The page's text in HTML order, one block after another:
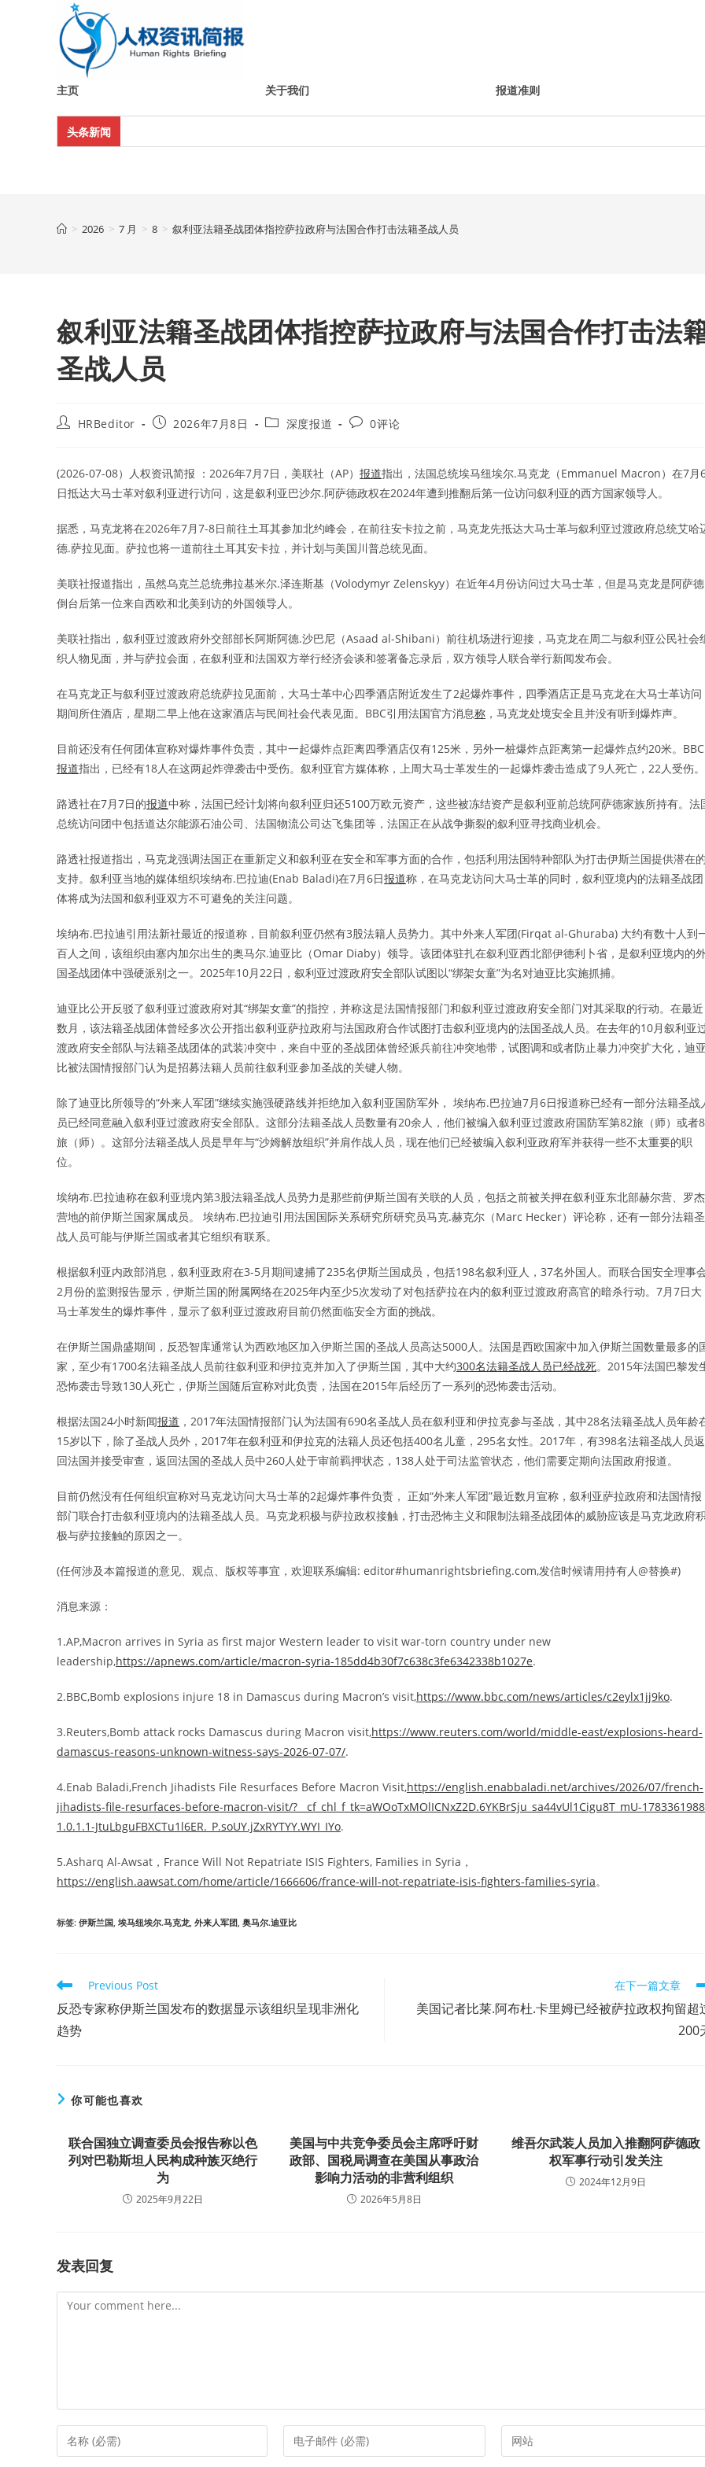
主页 关于我们 报道准则
头条新闻
> 2026 > 7 月 > 8 > 叙利亚法籍圣战团体指控萨拉政府与法国合作打击法籍圣战人员
叙利亚法籍圣战团体指控萨拉政府与法国合作打击法
圣战人员
PostHRBeditor
Post2026年7月8日
Post深度报道
Post0评论
(2026-07-08）人权资讯简报 ：2026年7月7日，美联社（AP） 报道指出，法国总统埃马纽埃尔.马克龙（Emmanuel Macron）在7月
日抵达大马士革对叙利亚进行访问，这是叙利亚巴沙尔.阿萨德政权在2024年遭到推翻后第一位访问叙利亚的西方国家领导人。
据悉，马克龙将在2026年7月7-8日前往土耳其参加北约峰会，在前往安卡拉之前，马克龙先抵达大马士革与叙利亚过渡政府总统艾哈
德.萨拉见面。萨拉也将一道前往土耳其安卡拉，并计划与美国川普总统见面。
美联社报道指出，虽然乌克兰总统弗拉基米尔.泽连斯基（Volodymyr Zelenskyy）在近年4月份访问过大马士革，但是马克龙是阿萨德
倒台后第一位来自西欧和北美到访的外国领导人。
美联社指出，叙利亚过渡政府外交部部长阿斯阿德.沙巴尼（Asaad al-Shibani）前往机场进行迎接，马克龙在周二与叙利亚公民社会
织人物见面，并与萨拉会面，在叙利亚和法国双方举行经济会谈和签署备忘录后，双方领导人联合举行新闻发布会。
在马克龙正与叙利亚过渡政府总统萨拉见面前，大马士革中心四季酒店附近发生了2起爆炸事件，四季酒店正是马克龙在大马士革访问
期间所住酒店，星期二早上他在这家酒店与民间社会代表见面。BBC引用法国官方消息称 ，马克龙处境安全且并没有听到爆炸声。
目前还没有任何团体宣称对爆炸事件负责，其中一起爆炸点距离四季酒店仅有125米，另外一桩爆炸点距离第一起爆炸点约20米。BBC
报道指出，已经有18人在这两起炸弹袭击中受伤。叙利亚官方媒体称，上周大马士革发生的一起爆炸袭击造成了9人死亡，22人受伤。
路透社在7月7日的报道中称，法国已经计划将向叙利亚归还5100万欧元资产，这些被冻结资产是叙利亚前总统阿萨德家族所持有。法
总统访问团中包括道达尔能源石油公司、法国物流公司达飞集团等，法国正在从战争撕裂的叙利亚寻找商业机会。
路透社报道指出，马克龙强调法国正在重新定义和叙利亚在安全和军事方面的合作，包括利用法国特种部队为打击伊斯兰国提供潜在
支持。叙利亚当地的媒体组织埃纳布.巴拉迪(Enab Baladi)在7月6日报道称，在马克龙访问大马士革的同时，叙利亚境内的法籍圣战团
体将成为法国和叙利亚双方不可避免的关注问题。
埃纳布.巴拉迪引用法新社最近的报道称，目前叙利亚仍然有3股法籍人员势力。其中外来人军团(Firqat al-Ghuraba) 大约有数十人到
百人之间，该组织由塞内加尔出生的奥马尔.迪亚比（Omar Diaby）领导。该团体驻扎在叙利亚西北部伊德利卜省，是叙利亚境内的
国圣战团体中强硬派别之一。2025年10月22日，叙利亚过渡政府安全部队试图以“绑架女童”为名对迪亚比实施抓捕。
迪亚比公开反驳了叙利亚过渡政府对其“绑架女童”的指控，并称这是法国情报部门和叙利亚过渡政府安全部门对其采取的行动。在最近
数月，该法籍圣战团体曾经多次公开指出叙利亚萨拉政府与法国政府合作试图打击叙利亚境内的法国圣战人员。在去年的10月叙利亚
渡政府安全部队与法籍圣战团体的武装冲突中，来自中亚的圣战团体曾经派兵前往冲突地带，试图调和或者防止暴力冲突扩大化，迪
比被法国情报部门认为是招募法籍人员前往叙利亚参加圣战的关键人物。
除了迪亚比所领导的“外来人军团”继续实施强硬路线并拒绝加入叙利亚国防军外， 埃纳布.巴拉迪7月6日报道称已经有一部分法籍圣战
员已经同意融入叙利亚过渡政府安全部队。这部分法籍圣战人员数量有20余人，他们被编入叙利亚过渡政府国防军第82旅（师）或者
旅（师）。这部分法籍圣战人员是早年与“沙姆解放组织”并肩作战人员，现在他们已经被编入叙利亚政府军并获得一些不太重要的职
位。
埃纳布.巴拉迪称在叙利亚境内第3股法籍圣战人员势力是那些前伊斯兰国有关联的人员，包括之前被关押在叙利亚东北部赫尔营、罗杰
营地的前伊斯兰国家属成员。 埃纳布.巴拉迪引用法国国际关系研究所研究员马克.赫克尔（Marc Hecker）评论称，还有一部分法籍圣
战人员可能与伊斯兰国或者其它组织有联系。
根据叙利亚内政部消息，叙利亚政府在3-5月期间逮捕了235名伊斯兰国成员，包括198名叙利亚人，37名外国人。而联合国安全理事
2月份的监测报告显示，伊斯兰国的附属网络在2025年内至少5次发动了对包括萨拉在内的叙利亚过渡政府高官的暗杀行动。7月7日大
马士革发生的爆炸事件，显示了叙利亚过渡政府目前仍然面临安全方面的挑战。
在伊斯兰国鼎盛期间，反恐智库通常认为西欧地区加入伊斯兰国的圣战人员高达5000人。法国是西欧国家中加入伊斯兰国数量最多的
家，至少有1700名法籍圣战人员前往叙利亚和伊拉克并加入了伊斯兰国，其中大约300名法籍圣战人员已经战死。2015年法国巴黎发
恐怖袭击导致130人死亡，伊斯兰国随后宣称对此负责，法国在2015年后经历了一系列的恐怖袭击活动。
根据法国24小时新闻报道 ，2017年法国情报部门认为法国有690名圣战人员在叙利亚和伊拉克参与圣战，其中28名法籍圣战人员年龄
15岁以下，除了圣战人员外，2017年在叙利亚和伊拉克的法籍人员还包括400名儿童，295名女性。2017年，有398名法籍圣战人员返
回法国并接受审查，返回法国的圣战人员中260人处于审前羁押状态，138人处于司法监管状态，他们需要定期向法国政府报道。
目前仍然没有任何组织宣称对马克龙访问大马士革的2起爆炸事件负责， 正如“外来人军团”最近数月宣称，叙利亚萨拉政府和法国情报
部门联合打击叙利亚境内的法籍圣战人员。马克龙积极与萨拉政权接触，打击恐怖主义和限制法籍圣战团体的威胁应该是马克龙政府
极与萨拉接触的原因之一。
(任何涉及本篇报道的意见、观点、版权等事宜，欢迎联系编辑: editor#humanrightsbriefing.com,发信时候请用持有人@替换#)
消息来源：
1.AP,Macron arrives in Syria as first major Western leader to visit war-torn country under new
leadership,https://apnews.com/article/macron-syria-185dd4b30f7c638c3fe6342338b1027e.
2.BBC,Bomb explosions injure 18 in Damascus during Macron’s visit,https://www.bbc.com/news/articles/c2eylx1jj9ko.
3.Reuters,Bomb attack rocks Damascus during Macron visit,https://www.reuters.com/world/middle-east/explosions-heard-
damascus-reasons-unknown-witness-says-2026-07-07/.
4.Enab Baladi,French Jihadists File Resurfaces Before Macron Visit,https://english.enabbaladi.net/archives/2026/07/french-
jihadists-file-resurfaces-before-macron-visit/?__cf_chl_f_tk=aWOoTxMOlICNxZ2D.6YKBrSju_sa44vUl1Cigu8T_mU-
1.0.1.1-JtuLbguFBXCTu1l6ER._P.soUY.jZxRYTYY.WYI_IYo.
5.Asharq Al-Awsat，France Will Not Repatriate ISIS Fighters, Families in Syria，
https://english.aawsat.com/home/article/1666606/france-will-not-repatriate-isis-fighters-families-syria。
标签: 伊斯兰国 埃马纽埃尔.马克龙 外来人军团 奥马尔.迪亚比
Read
articles
Previous Post
反恐专家称伊斯兰国发布的数据显示该组织呈现非洲化
趋势
在下一篇文章
美国记者比莱.阿布杜.卡里姆已经被萨拉政权拘留超
200
你可能也喜欢
联合国独立调查委员会报告称以色
列对巴勒斯坦人民构成种族灭绝行
为
2025年9月22日
美国与中共竞争委员会主席呼吁财
政部、国税局调查在美国从事政治
影响力活动的非营利组织
2026年5月8日
维吾尔武装人员加入推翻阿萨德政
权军事行动引发关注
2024年12月9日
发表回复
Comment
Enter
your
Enter
your
Enter
your